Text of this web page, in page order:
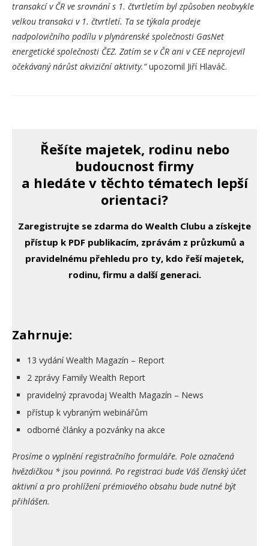
transakcí v ČR ve srovnání s 1. čtvrtletím byl způsoben neobvykle
velkou transakci v 1. čtvrtletí. Ta se týkala prodeje
nadpolovičního podílu v plynárenské společnosti GasNet
energetické společnosti ČEZ. Zatím se v ČR ani v CEE neprojevil
očekávaný nárůst akviziční aktivity.“upozornil Jiří Hlaváč.
Řešíte majetek, rodinu nebo
budoucnost firmy
a hledáte v těchto tématech lepší
orientaci?
Zaregistrujte se zdarma do Wealth Clubu a získejte
přístup k PDF publikacím, zprávám z průzkumů a
pravidelnému přehledu pro ty, kdo řeší majetek,
rodinu, firmu a další generaci.
Zahrnuje:
13 vydání Wealth Magazín – Report
2 zprávy Family Wealth Report
pravidelný zpravodaj Wealth Magazín – News
přístup k vybraným webinářům
odborné články a pozvánky na akce
Prosíme o vyplnění registračního formuláře. Pole označená
hvězdičkou * jsou povinná. Po registraci bude Váš členský účet
aktivní a pro prohlížení prémiového obsahu bude nutné být
přihlášen.